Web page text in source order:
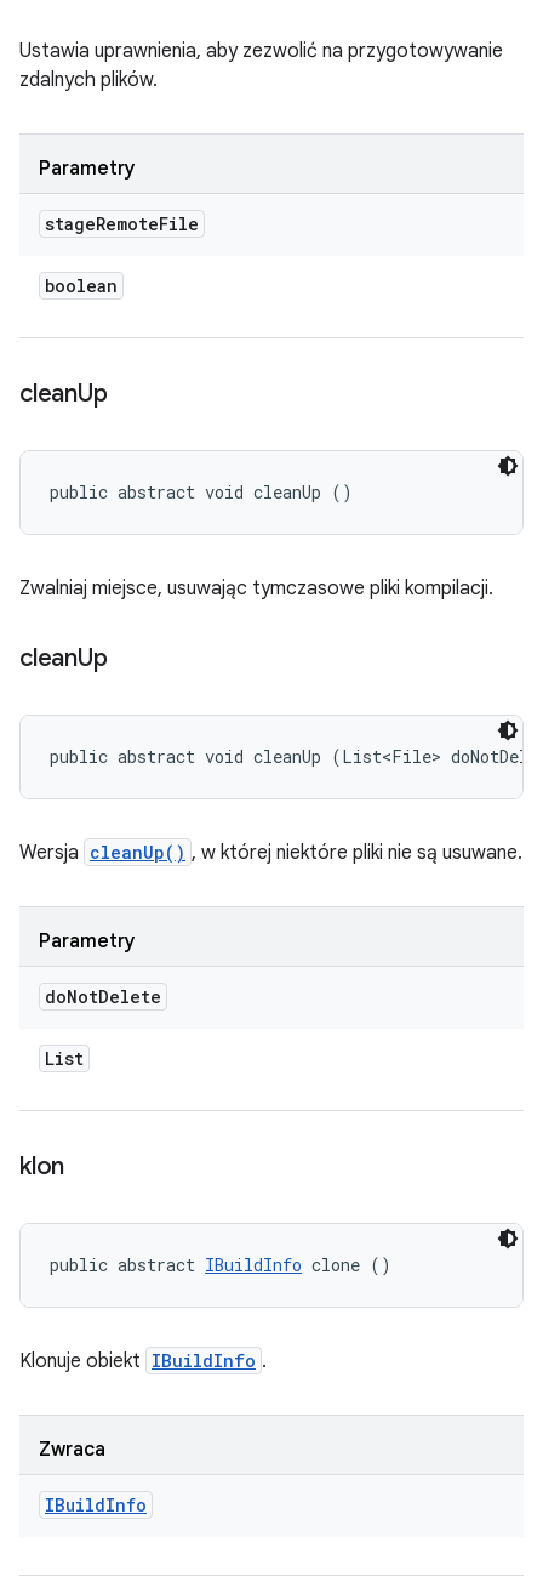
Ustawia uprawnienia, aby zezwolić na przygotowywanie
zdalnych plików.
Parametry
stageRemoteFile
boolean
cleanUp
public abstract void cleanUp ()
Zwalniaj miejsce, usuwając tymczasowe pliki kompilacji.
cleanUp
public abstract void cleanUp (List<File>
Wersja cleanUp() , w której niektóre pliki nie są usuwane.
Parametry
doNotDelete
List
klon
public abstract IBuildInfo clone ()
Klonuje obiekt IBuildInfo .
Zwraca
IBuildInfo